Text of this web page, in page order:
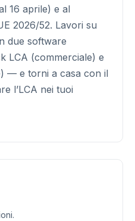
16 aprile) e al
2026/52. Lavori su
due software
LCA (commerciale) e
— e torni a casa con il
l’LCA nei tuoi